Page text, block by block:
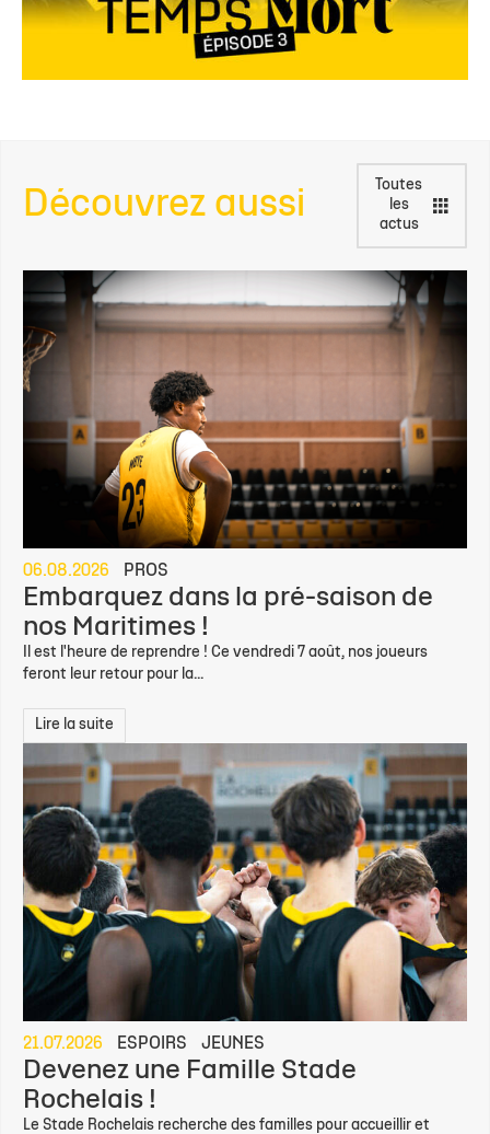
Découvrez aussi
Toutes
les
actus
06.08.2026 PROS
Embarquez dans la pré-saison de
nos Maritimes !
Il est l'heure de reprendre ! Ce vendredi 7 août, nos joueurs
feront leur retour pour la...
Lire la suite
21.07.2026 ESPOIRS JEUNES
Devenez une Famille Stade
Rochelais !
Le Stade Rochelais recherche des familles pour accueillir et